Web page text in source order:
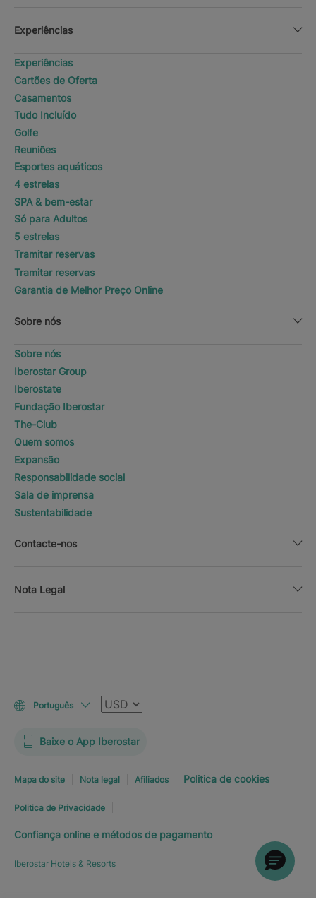
Experiências
Experiências
Cartões de Oferta
Casamentos
Tudo Incluído
Golfe
Reuniões
Esportes aquáticos
4 estrelas
SPA & bem-estar
Só para Adultos
5 estrelas
Tramitar reservas
Tramitar reservas
Garantia de Melhor Preço Online
Sobre nós
Sobre nós
Iberostar Group
Iberostate
Fundação Iberostar
The-Club
Quem somos
Expansão
Responsabilidade social
Sala de imprensa
Sustentabilidade
Contacte-nos
Nota Legal
Português Moeda
Baixe o App Iberostar
Mapa do site Nota legal Afiliados Politica de cookies
Politica de Privacidade
Confiança online e métodos de pagamento
Iberostar Hotels & Resorts